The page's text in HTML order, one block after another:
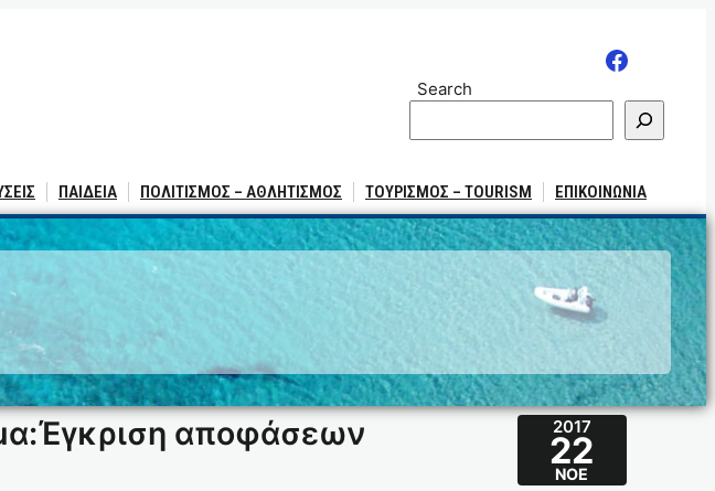
Search
ΠΑΙΔΕΙΑ ΠΟΛΙΤΙΣΜΟΣ – ΑΘΛΗΤΙΣΜΟΣ ΤΟΥΡΙΣΜΟΣ – TOURISM ΕΠΙΚΟΙΝΩΝΙΑ
αποφάσεων
2017
22
ΝΟΈ